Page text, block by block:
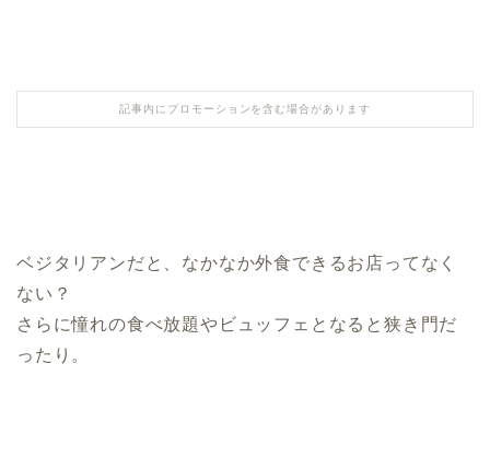
記事内にプロモーションを含む場合があります
ベジタリアンだと、なかなか外食できるお店ってなく
ない？
さらに憧れの食べ放題やビュッフェとなると狭き門だ
ったり。